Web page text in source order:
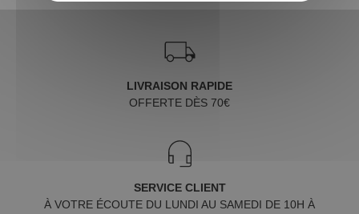
LIVRAISON RAPIDE
OFFERTE DÈS 70€
SERVICE CLIENT
À VOTRE ÉCOUTE DU LUNDI AU SAMEDI DE 10H À